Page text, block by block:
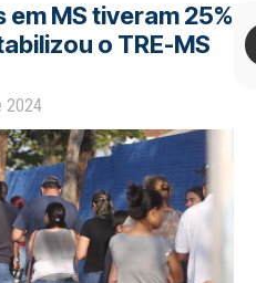
MS tiveram 25%
o TRE-MS
2024